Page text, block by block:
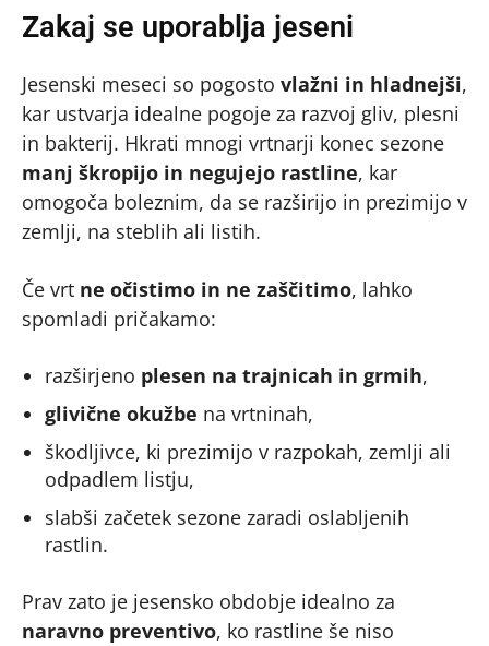
Zakaj se uporablja jeseni
Jesenski meseci so pogosto vlažni in hladnejši,
kar ustvarja idealne pogoje za razvoj gliv, plesni
in bakterij. Hkrati mnogi vrtnarji konec sezone
manj škropijo in negujejo rastline, kar
omogoča boleznim, da se razširijo in prezimijo v
zemlji, na steblih ali listih.
Če vrt ne očistimo in ne zaščitimo, lahko
spomladi pričakamo:
razširjeno plesen na trajnicah in grmih,
glivične okužbe na vrtninah,
škodljivce, ki prezimijo v razpokah, zemlji ali
odpadlem listju,
slabši začetek sezone zaradi oslabljenih
rastlin.
Prav zato je jesensko obdobje idealno za
naravno preventivo, ko rastline še niso